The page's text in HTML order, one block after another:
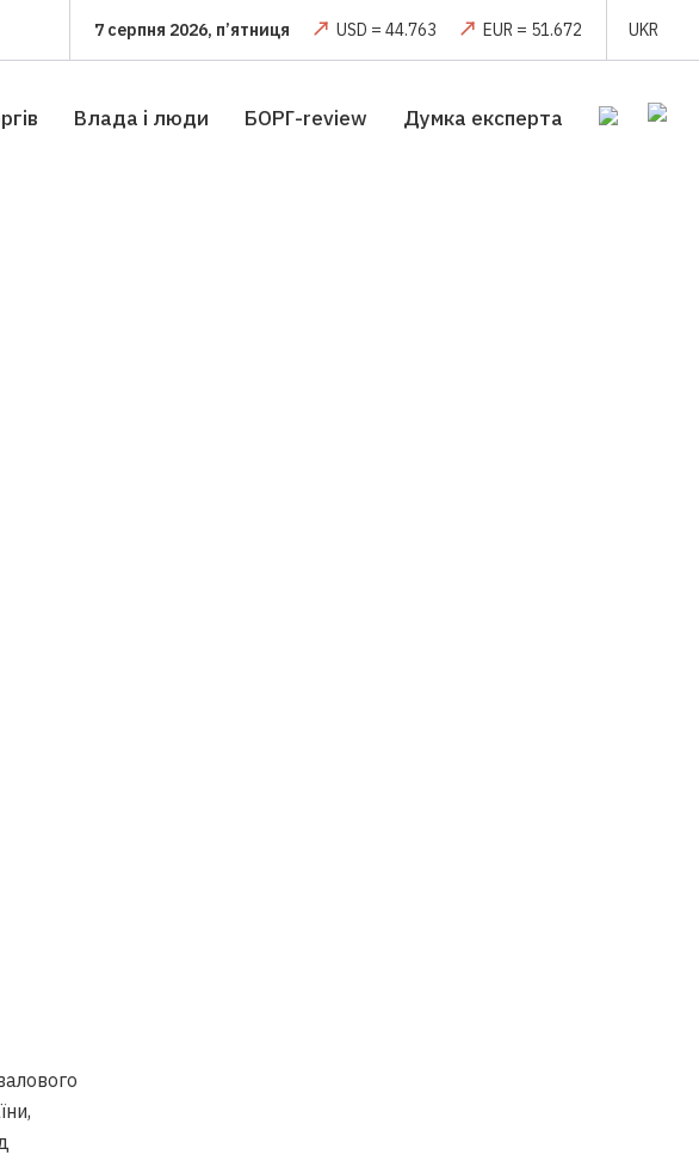
7 серпня 2026, п’ятниця USD = 44.763 EUR = 51.672 UKR
Влада i люди БОРГ-review Думка експерта